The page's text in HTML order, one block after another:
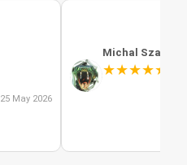
25 May 2026
Michal Szabo
★★★★★